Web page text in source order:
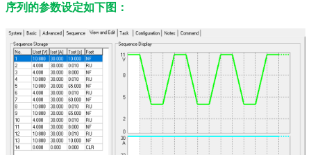
序列的参数设定如下图：